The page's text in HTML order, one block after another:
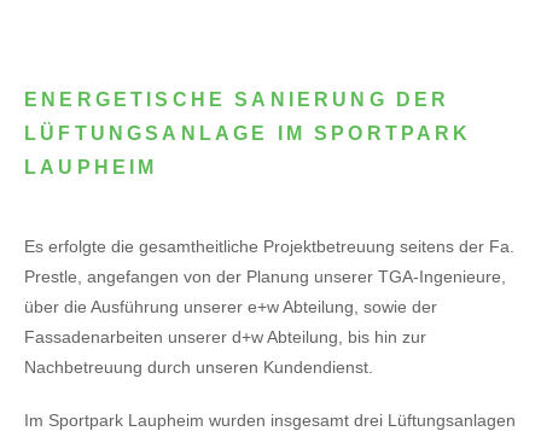
ENERGETISCHE SANIERUNG DER
LÜFTUNGSANLAGE IM SPORTPARK
LAUPHEIM
Es erfolgte die gesamtheitliche Projektbetreuung seitens der Fa.
Prestle, angefangen von der Planung unserer TGA-Ingenieure,
über die Ausführung unserer e+w Abteilung, sowie der
Fassadenarbeiten unserer d+w Abteilung, bis hin zur
Nachbetreuung durch unseren Kundendienst.
Im Sportpark Laupheim wurden insgesamt drei Lüftungsanlagen